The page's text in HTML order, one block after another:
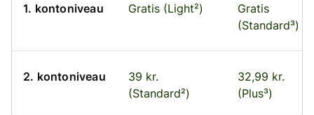
1. kontoniveau Gratis (Light²)
Gratis
(Standard³)
2. kontoniveau
39 kr.
(Standard²)
32,99 kr.
(Plus³)